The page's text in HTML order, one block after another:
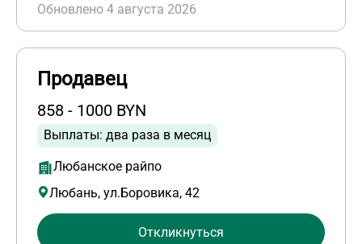
Обновлено 4 августа 2026
Продавец
858 - 1000 BYN
Выплаты: два раза в месяц
Любанское райпо
Любань, ул.Боровика, 42
Откликнуться